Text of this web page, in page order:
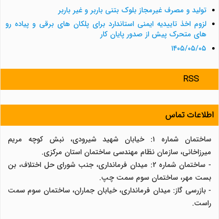
تولید و مصرف غیرمجاز بلوک بتنی باربر و غیر باربر
لزوم اخذ تاییدیه ایمنی استاندارد برای پلکان های برقی و پیاده رو
های متحرک پیش از صدور پایان کار
۱۴۰۵/۰۵/۰۵
RSS
اطلاعات تماس
ساختمان شماره 1: خیابان شهید شیرودی، نبش کوچه مریم
میرزاخانی، سازمان نظام مهندسی ساختمان استان مرکزی.
- ساختمان شماره 2: میدان فرمانداری، جنب شورای حل اختلاف، بن
بست مهر، ساختمان سوم سمت چپ.
- بازرسی گاز: میدان فرمانداری، خیابان جماران، ساختمان سوم سمت
راست.